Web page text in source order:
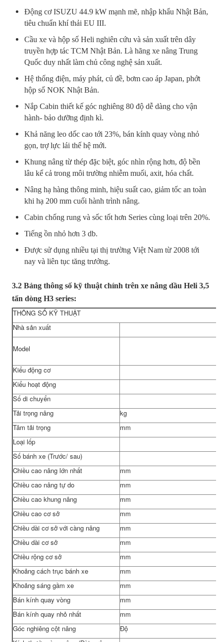
Động cơ ISUZU 44.9 kW mạnh mẽ, nhập khẩu Nhật Bản,
tiêu chuẩn khí thải EU III.
Cầu xe và hộp số Heli nghiên cứu và sản xuất trên dây
truyền hợp tác TCM Nhật Bản. Là hãng xe nâng Trung
Quốc duy nhất làm chủ công nghệ sản xuất.
Hệ thống điện, máy phát, củ đề, bơm cao áp Japan, phớt
hộp số NOK Nhật Bản.
Nắp Cabin thiết kế góc nghiêng 80 độ dễ dàng cho vận
hành- bảo dưỡng định kì.
Khả năng leo dốc cao tới 23%, bán kính quay vòng nhỏ
gọn, trợ lực lái thế hệ mới.
Khung nâng từ thép đặc biệt, góc nhìn rộng hơn, độ bền
lâu kể cả trong môi trường nhiễm muối, axit, hóa chất.
Nâng hạ hàng thông minh, hiệu suất cao, giảm tốc an toàn
khi hạ 200 mm cuối hành trình nâng.
Cabin chống rung và sốc tốt hơn Series cùng loại trên 20%.
Tiếng ồn nhỏ hơn 3 db.
Được sử dụng nhiều tại thị trường Việt Nam từ 2008 tới
nay và liên tục tăng trưởng.
3.2 Bảng thông số kỹ thuật chính trên xe nâng dầu Heli 3,5
tấn dòng H3 series:
THÔNG SỐ KỸ THUẬT
Nhà sản xuất
Model
Kiểu động cơ
Kiểu hoạt động
Số di chuyển
Tải trọng nâng
kg
Tâm tải trọng
mm
Loại lốp
Số bánh xe (Trước/ sau)
Chiều cao nâng lớn nhất
mm
Chiều cao nâng tự do
mm
Chiều cao khung nâng
mm
Chiều cao cơ sở
mm
Chiều dài cơ sở với càng nâng
mm
Chiều dài cơ sở
mm
Chiều rộng cơ sở
mm
Khoảng cách trục bánh xe
mm
Khoảng sáng gầm xe
mm
Bán kính quay vòng
mm
Bán kính quay nhỏ nhất
mm
Góc nghiêng cột nâng
Độ